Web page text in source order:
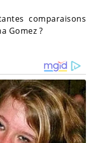
comparaisons
Gomez ?